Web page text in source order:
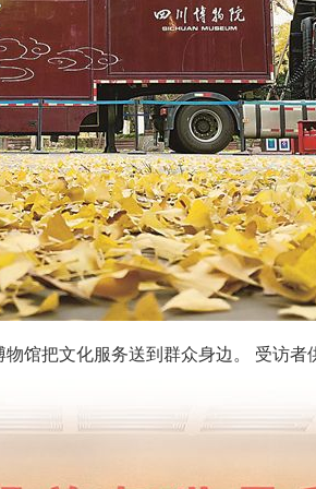
物馆把文化服务送到群众身边。 受访者